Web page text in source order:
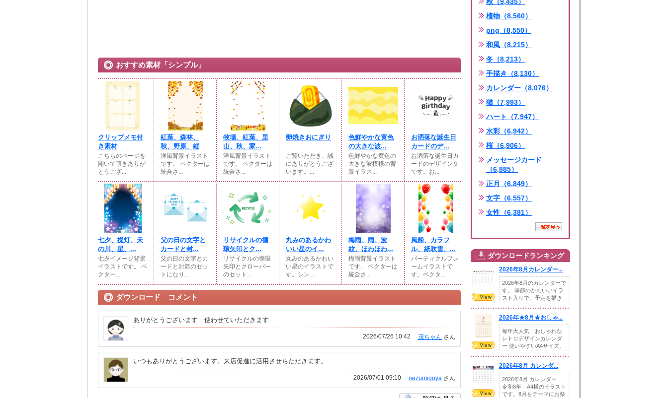
おすすめ素材「シンプル」
クリップメモ付
き素材
こちらのページを
開いて頂きありが
とうござ...
紅葉、森林、
秋、野原、縦
洋風背景イラスト
です。 ベクターは
統合さ...
牧場、紅葉、里
山、秋、家...
洋風背景イラスト
です。 ベクターは
統合さ...
卵焼きおにぎり
ご覧いただき、誠
にありがとうござ
います。...
色鮮やかな黄色
の大きな波...
色鮮やかな黄色の
大きな波模様の背
景イラス...
お洒落な誕生日
カードのデ...
お洒落な誕生日カ
ードのデザイン９
です。お...
七夕、提灯、天
の川、星、...
七夕イメージ背景
イラストです。 ベ
クター...
父の日の文字と
カードと封...
父の日の文字とカ
ードと封筒のセッ
トになり...
リサイクルの循
環矢印とク...
リサイクルの循環
矢印とクローバー
のセット...
丸みのあるかわ
いい星のイ...
丸みのあるかわい
い星のイラストで
す。シン...
梅雨、雨、波
紋、ほわほわ...
梅雨背景イラスト
です。 ベクターは
統合さ...
風船、カラフ
ル、紙吹雪、...
パーティクルフレ
ームイラストで
す。ベクタ...
ダウンロード コメント
ありがとうございます 使わせていただきます
茂ちゃん さん
2026/07/26 10:42
いつもありがとうございます。来店促進に活用させちただきます。
nezumigoya さん
2026/07/01 09:10
植物（8,560）
png（8,550）
和風（8,215）
冬（8,213）
手描き（8,130）
カレンダー（8,076）
猫（7,993）
ハート（7,947）
水彩（6,942）
桜（6,906）
メッセージカード
（6,885）
正月（6,849）
文字（6,557）
女性（6,381）
ダウンロードランキング
2026年8月カレンダー...
2026年8月のカレンダーで
す。 季節のかわいいイラ
スト入りで、予定を描き
2026年★8月★おしゃ...
毎年大人気！おしゃれな
レトロデザインカレンダ
ー 使いやすいA4サイズ。
2026年8月 カレンダ...
2026年8月 カレンダー
令和8年 A4横のイラスト
です。8月をテーマにお祭